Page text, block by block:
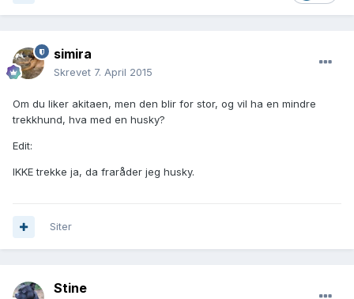
simira
Skrevet 7. April 2015
Om du liker akitaen, men den blir for stor, og vil ha en mindre
trekkhund, hva med en husky?
Edit:
IKKE trekke ja, da fraråder jeg husky.
Siter
Stine